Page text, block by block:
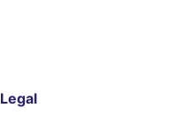
Legal